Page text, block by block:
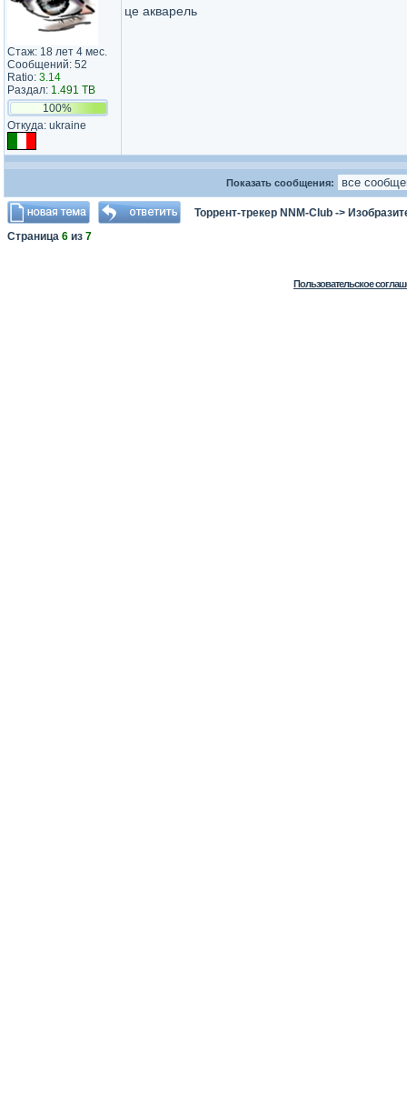
Стаж: 18 лет 4 мес.
Сообщений: 52
Ratio: 3.14
Раздал: 1.491 TB
100%
Откуда: ukraine
це акварель
Показать сообщения:
Торрент-трекер NNM-Club ->
Страница 6 из 7
Пользовательское